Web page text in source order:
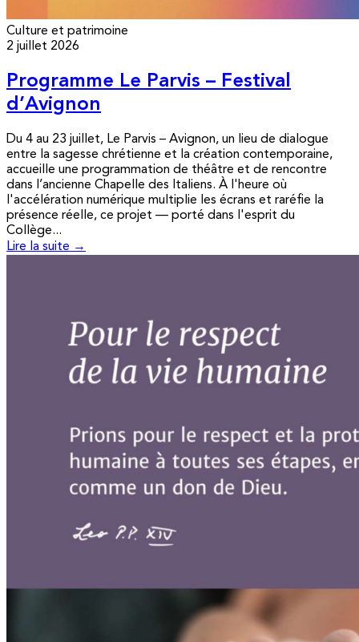
Culture et patrimoine
2 juillet 2026
Programme Le Parvis – Festival
d’Avignon
Du 4 au 23 juillet, Le Parvis – Avignon, un lieu de dialogue
entre la sagesse chrétienne et la création contemporaine,
accueille une programmation de théâtre et de rencontre
dans l’ancienne Chapelle des Italiens. À l'heure où
l'accélération numérique multiplie les écrans et raréfie la
présence réelle, ce projet — porté dans l'esprit du
Collège...
Lire la suite →